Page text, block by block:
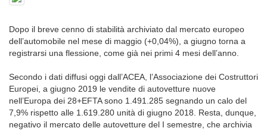
Dopo il breve cenno di stabilità archiviato dal mercato europeo
dell’automobile nel mese di maggio (+0,04%), a giugno torna a
registrarsi una flessione, come già nei primi 4 mesi dell’anno.
Secondo i dati diffusi oggi dall’ACEA, l’Associazione dei Costruttori
Europei, a giugno 2019 le vendite di autovetture nuove
nell’Europa dei 28+EFTA sono 1.491.285 segnando un calo del
7,9% rispetto alle 1.619.280 unità di giugno 2018. Resta, dunque,
negativo il mercato delle autovetture del I semestre, che archivia